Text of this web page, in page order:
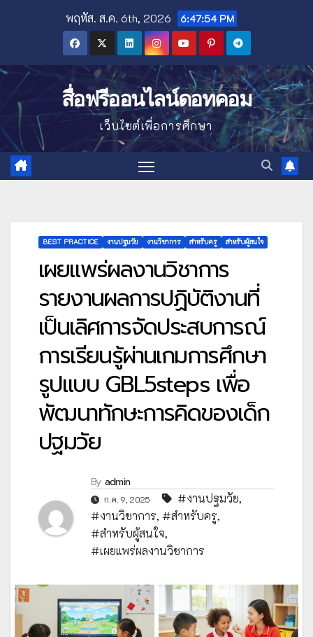
พฤหัส. ส.ค. 6th, 2026 6:47:55 PM
สื่อฟรีออนไลน์ดอทคอม
เว็บไซต์เพื่อการศึกษา
BEST PRACTICE งานปฐมวัย งานวิชาการ สำหรับครู สำหรับผู้สนใจ
เผยแพร่ผลงานวิชาการ
รายงานผลการปฏิบัติงานที่
เป็นเลิศการจัดประสบการณ์
การเรียนรู้ผ่านเกมการศึกษา
รูปแบบ GBL5steps เพื่อ
พัฒนาทักษะการคิดของเด็ก
ปฐมวัย
By admin
ก.ค. 9, 2025 #งานปฐมวัย,
#งานวิชาการ, #สำหรับครู,
#สำหรับผู้สนใจ,
#เผยแพร่ผลงานวิชาการ